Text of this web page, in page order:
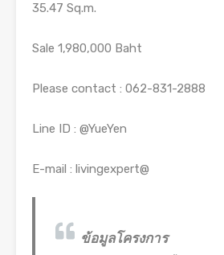
35.47 Sq.m.
Sale 1,980,000 Baht
Please contact : 062-831-2888
Line ID : @YueYen
E-mail : livingexpert@
ข้อมูลโครงการ